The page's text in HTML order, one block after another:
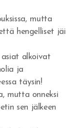
mutta
hengelliset jäi
alkoivat
ja
täysin!
mutta onneksi
sen jälkeen